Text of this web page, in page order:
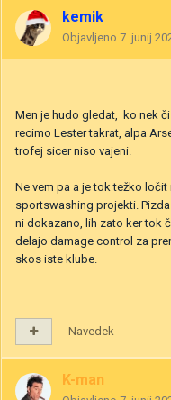
kemik
Objavljeno 7. junij
Men je hudo gledat, ko nek
recimo Lester takrat, alpa
trofej sicer niso vajeni.
Ne vem pa a je tok težko
sportswashing projekti.
ni dokazano, lih zato ker tok
delajo damage control za
skos iste klube.
Navedek
K-man